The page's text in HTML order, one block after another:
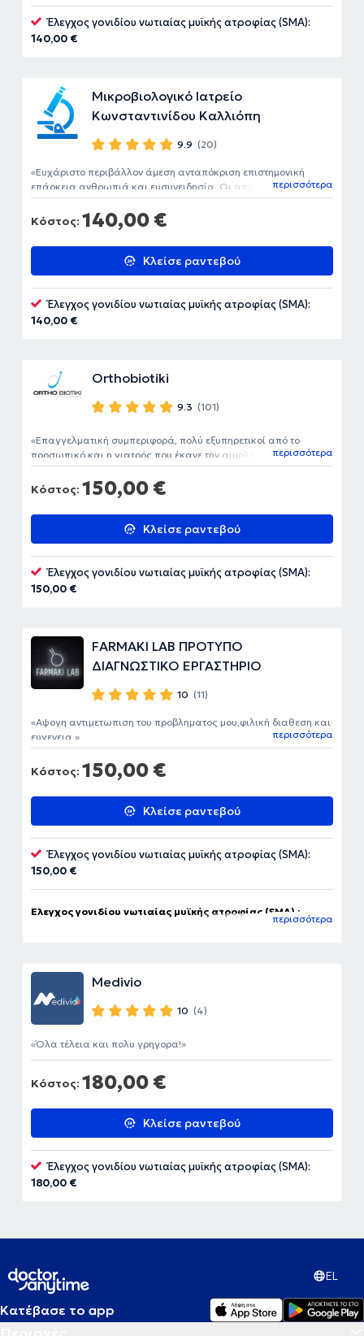
Έλεγχος γονιδίου νωτιαίας μυϊκής ατροφίας (SMA):
140,00 €
Μικροβιολογικό Ιατρείο
Κωνσταντινίδου Καλλιόπη
9.9 (20)
Κόστος: 140,00 €
Κλείσε ραντεβού
Ευχάριστο περιβάλλον άμεση ανταπόκριση επιστημονική
επάρκεια ανθρωπιά και ευσυνειδησία. Οι απαραίτητες
προϋποθέσεις για μια αιματολογική εξέταση χωρίς στρες . Να
επιλέγετε το συγκεκριμένο διαγνωστικό κέντρο. Ξέρουν τι
περισσότερα
Έλεγχος γονιδίου νωτιαίας μυϊκής ατροφίας (SMA):
140,00 €
Orthobiotiki
9.3 (101)
Κόστος: 150,00 €
Κλείσε ραντεβού
Επαγγελματική συμπεριφορά, πολύ εξυπηρετικοί από το
προσωπικό και η γιατρός που έκανε την αιμοληψία πολύ
ευγενική και πρόθυμη να απαντήσει στις ερωτήσεις μου.
περισσότερα
Έλεγχος γονιδίου νωτιαίας μυϊκής ατροφίας (SMA):
150,00 €
FARMAKI LAB ΠΡΟΤΥΠΟ
ΔΙΑΓΝΩΣΤΙΚΟ ΕΡΓΑΣΤΗΡΙΟ
10 (11)
Κόστος: 150,00 €
Κλείσε ραντεβού
Αψογη αντιμετωπιση του προβληματος μου,φιλική διαθεση και
ευγενεια.
περισσότερα
Έλεγχος γονιδίου νωτιαίας μυϊκής ατροφίας (SMA):
150,00 €
Έλεγχος γονιδίου νωτιαίας μυϊκής ατροφίας (SMA) :
περισσότερα
Medivio
10 (4)
Κόστος: 180,00 €
Κλείσε ραντεβού
Όλα τέλεια και πολυ γρηγορα!
Έλεγχος γονιδίου νωτιαίας μυϊκής ατροφίας (SMA):
180,00 €
EL
Κατέβασε το app